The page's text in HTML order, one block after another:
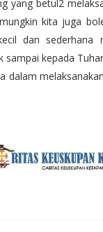
yang betul2
kita juga
dan
kepada
dalam